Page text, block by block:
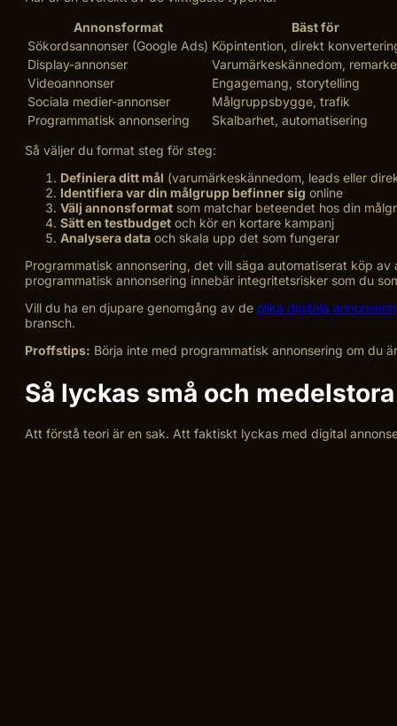
Annonsformat
Bäst för
Sökordsannonser (Google Ads) Köpintention, direkt
Display-annonser
Varumärkeskännedom,
Videoannonser
Engagemang, storytelling
Sociala medier-annonser
Målgruppsbygge, trafik
Programmatisk annonsering
Skalbarhet, automatisering
Så väljer du format steg för steg:
Definiera ditt mål (varumärkeskännedom, leads eller
Identifiera var din målgrupp befinner sig online
Välj annonsformat som matchar beteendet hos din
Sätt en testbudget och kör en kortare kampanj
Analysera data och skala upp det som fungerar
Programmatisk annonsering, det vill säga automatiserat köp
programmatisk annonsering innebär integritetsrisker som du
Vill du ha en djupare genomgång av de olika digitala
bransch.
Proffstips: Börja inte med programmatisk annonsering om du
Så lyckas små och
Att förstå teori är en sak. Att faktiskt lyckas med digital